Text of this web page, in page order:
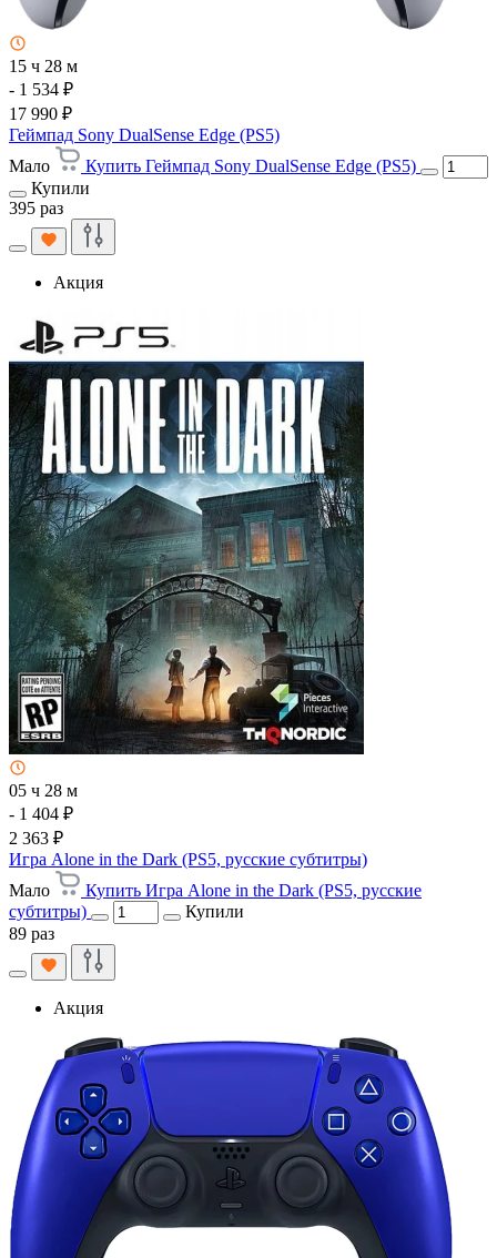
15 ч 28 м
- 1 534 ₽
17 990 ₽
Геймпад Sony DualSense Edge (PS5)
Мало
Купить Геймпад Sony DualSense Edge (PS5)
Купили
395 раз
Акция
05 ч 28 м
- 1 404 ₽
2 363 ₽
Игра Alone in the Dark (PS5, русские субтитры)
Мало
Купить Игра Alone in the Dark (PS5, русские
субтитры)
Купили
89 раз
Акция